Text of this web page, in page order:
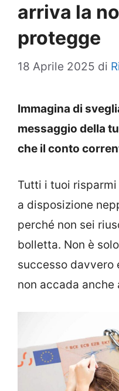
arriva la
protegge
18 Aprile 2025 di
Immagina di
messaggio della
che il conto
Tutti i tuoi
a disposizione
perché non sei
bolletta. Non è
successo davvero
non accada anche